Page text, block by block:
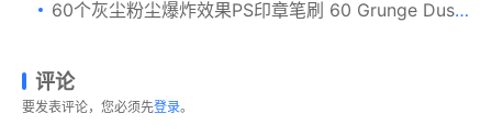
60个灰尘粉尘爆炸效果PS印章笔刷 60 Grunge Dust Photoshop Stamp Brushes
评论
要发表评论，您必须先登录。